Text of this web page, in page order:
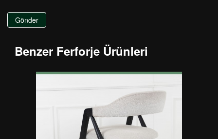
Gönder
Benzer Ferforje Ürünleri